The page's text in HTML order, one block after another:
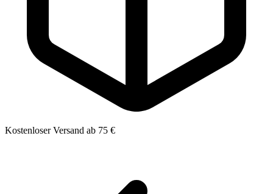
Kostenloser Versand ab 75 €